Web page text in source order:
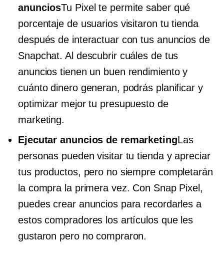
anunciosTu Pixel te permite saber qué
porcentaje de usuarios visitaron tu tienda
después de interactuar con tus anuncios de
Snapchat. Al descubrir cuáles de tus
anuncios tienen un buen rendimiento y
cuánto dinero generan, podrás planificar y
optimizar mejor tu presupuesto de
marketing.
Ejecutar anuncios de remarketingLas
personas pueden visitar tu tienda y apreciar
tus productos, pero no siempre completarán
la compra la primera vez. Con Snap Pixel,
puedes crear anuncios para recordarles a
estos compradores los artículos que les
gustaron pero no compraron.